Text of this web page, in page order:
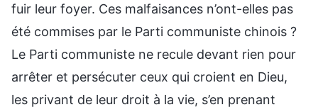
fuir leur foyer. Ces malfaisances n’ont-elles pas
été commises par le Parti communiste chinois ?
Le Parti communiste ne recule devant rien pour
arrêter et persécuter ceux qui croient en Dieu,
les privant de leur droit à la vie, s’en prenant